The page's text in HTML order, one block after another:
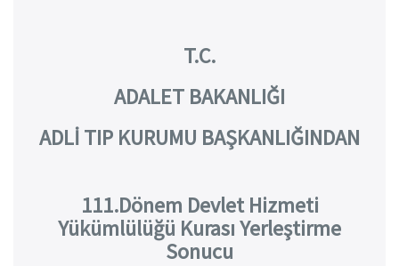
T.C.
ADALET BAKANLIĞI
ADLİ TIP KURUMU BAŞKANLIĞINDAN
111.Dönem Devlet Hizmeti
Yükümlülüğü Kurası Yerleştirme
Sonucu